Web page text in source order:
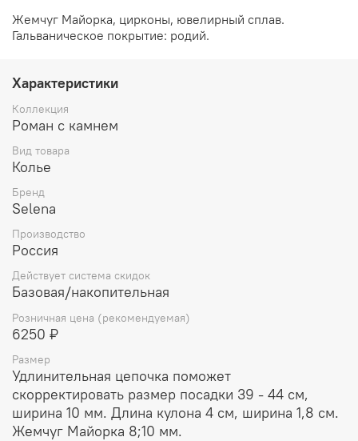
Жемчуг Майорка, цирконы, ювелирный сплав.
Гальваническое покрытие: родий.
Характеристики
Коллекция
Роман с камнем
Вид товара
Колье
Бренд
Selena
Производство
Россия
Действует система скидок
Базовая/накопительная
Розничная цена (рекомендуемая)
6250 ₽
Размер
Удлинительная цепочка поможет
скорректировать размер посадки 39 - 44 см,
ширина 10 мм. Длина кулона 4 см, ширина 1,8 см.
Жемчуг Майорка 8;10 мм.